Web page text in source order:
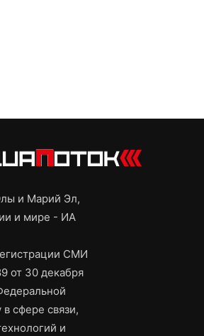
и Марий Эл,
и мире - ИА
СМИ
от 30 декабря
сфере связи,
и